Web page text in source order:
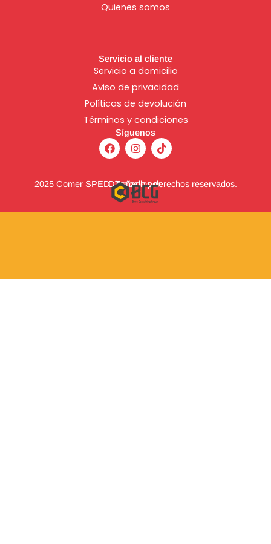
Quienes somos
Servicio al cliente
Servicio a domicilio
Aviso de privacidad
Políticas de devolución
Términos y condiciones
Síguenos
F
a
c
b
o
o
k
I
n
s
a
g
r
a
T
i
k
o
2025 Comer SPED. Todos los derechos reservados.
Diseñado por: